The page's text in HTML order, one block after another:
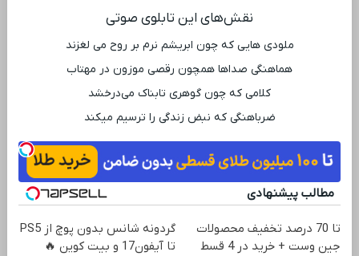
نقش‌های این تابلوی صوتی
ملودی ‌هایی که چون ابریشم نرم بر روح می لغزند
هماهنگی صداها همچون رقصی موزون در مهتاب
کلامی که چون گوهری تابناک می‌درخشد
ضرباهنگی که نبض زندگی را ترسیم میکند
مطالب پیشنهادی
تا 70 درصد تخفیف محصولات
جین وست + خرید در 4 قسط
گردونه شانس بدون پوچ از PS5
تا آیفون17 و بیت کوین 🔥